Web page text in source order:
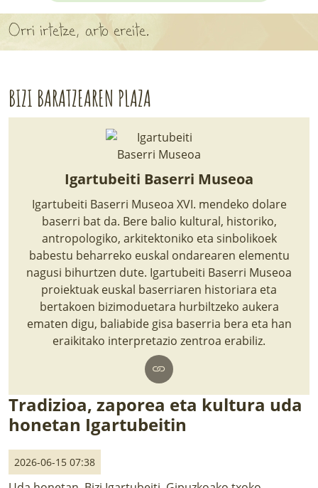
APARTEN MAPA
LURRERAKO BIDE LAGUN
HASI NAHI AL DUZU? 8 URRATS
BIZI BARATZEA LIBURUA
SENDABELARRAK
ETXEKO LANDAREAK
LANDAREPEDIA
ALBISTEAK
LURRAREN AGENDA
Orri irtetze, arto ereite.
BIZI BARATZEAREN PLAZA
Igartubeiti Baserri Museoa
Igartubeiti Baserri Museoa XVI. mendeko dolare
baserri bat da. Bere balio kultural, historiko,
antropologiko, arkitektoniko eta sinbolikoek
babestu beharreko euskal ondarearen elementu
nagusi bihurtzen dute. Igartubeiti Baserri Museoa
proiektuak euskal baserriaren historiara eta
bertakoen bizimoduetara hurbiltzeko aukera
ematen digu, baliabide gisa baserria bera eta han
eraikitako interpretazio zentroa erabiliz.
Tradizioa, zaporea eta kultura uda
honetan Igartubeitin
2026-06-15 07:38